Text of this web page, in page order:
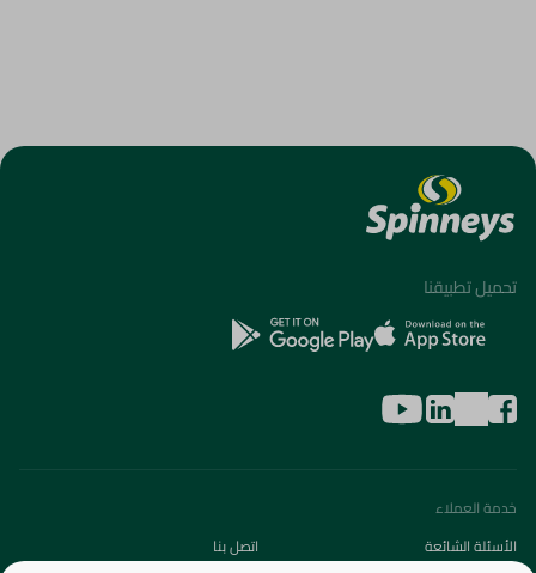
تحميل تطبيقنا
خدمة العملاء
الأسئلة الشائعة
اتصل بنا